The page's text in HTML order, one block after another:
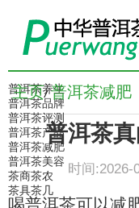
普洱茶养生
普洱茶品牌
普洱茶评测
普洱茶产品
普洱茶减肥
普洱茶美容
茶商茶农
茶具茶几
主页/ 普洱茶减肥
普洱茶
时间:2026-